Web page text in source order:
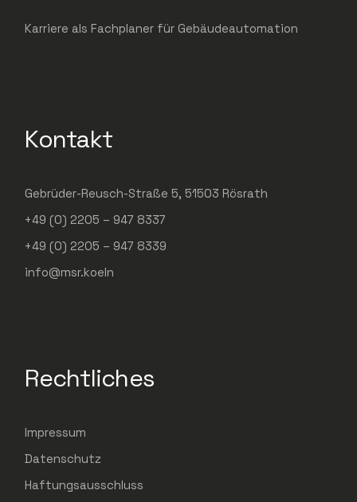
Karriere als Fachplaner für Gebäudeautomation
Kontakt
Gebrüder-Reusch-Straße 5, 51503 Rösrath
+49 (0) 2205 – 947 8337
+49 (0) 2205 – 947 8339
info@msr.koeln
Rechtliches
Impressum
Datenschutz
Haftungsausschluss